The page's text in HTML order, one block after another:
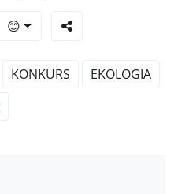
😊
KONKURS
EKOLOGIA